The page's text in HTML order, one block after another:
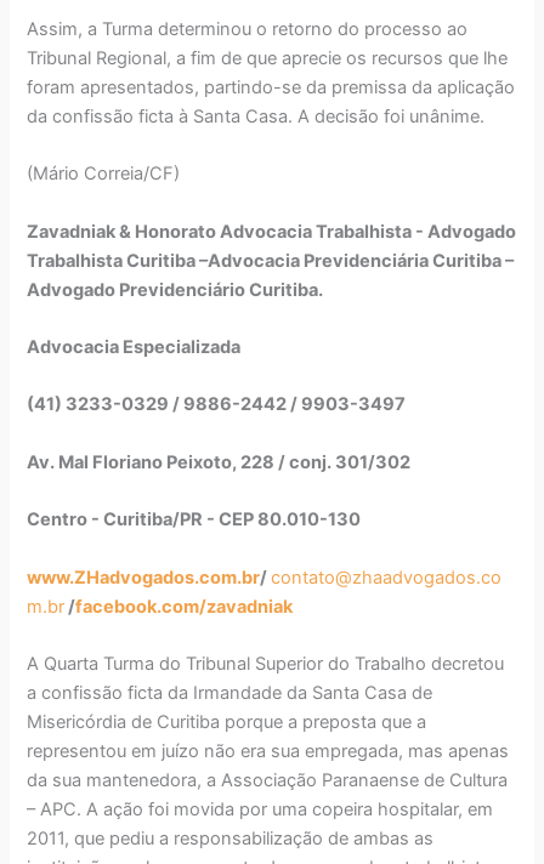
Assim, a Turma determinou o retorno do processo ao
Tribunal Regional, a fim de que aprecie os recursos que lhe
foram apresentados, partindo-se da premissa da aplicação
da confissão ficta à Santa Casa. A decisão foi unânime.
(Mário Correia/CF)
Zavadniak & Honorato Advocacia Trabalhista - Advogado
Trabalhista Curitiba –Advocacia Previdenciária Curitiba –
Advogado Previdenciário Curitiba.
Advocacia Especializada
(41) 3233-0329 / 9886-2442 / 9903-3497
Av. Mal Floriano Peixoto, 228 / conj. 301/302
Centro - Curitiba/PR - CEP 80.010-130
www.ZHadvogados.com.br/contato@zhaadvogados.co
m.br /facebook.com/zavadniak
A Quarta Turma do Tribunal Superior do Trabalho decretou
a confissão ficta da Irmandade da Santa Casa de
Misericórdia de Curitiba porque a preposta que a
representou em juízo não era sua empregada, mas apenas
da sua mantenedora, a Associação Paranaense de Cultura
– APC. A ação foi movida por uma copeira hospitalar, em
2011, que pediu a responsabilização de ambas as